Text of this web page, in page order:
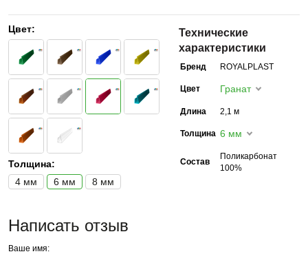
Цвет:
Толщина:
4 мм
6 мм 8 мм
Технические
характеристики
Бренд ROYALPLAST
Цвет Гранат
Длина 2,1 м
Толщина 6 мм
Состав
Поликарбонат
100%
Написать отзыв
Ваше имя: